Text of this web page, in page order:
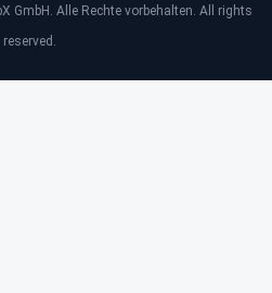
GmbH. Alle Rechte vorbehalten. All rights
reserved.